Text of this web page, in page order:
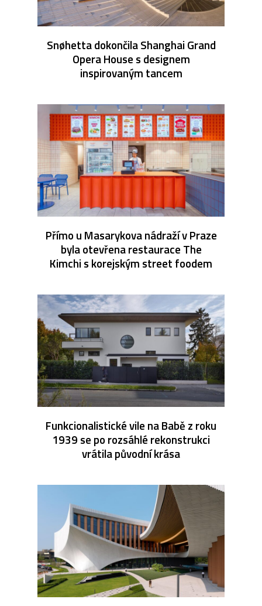
Snøhetta dokončila Shanghai Grand
Opera House s designem
inspirovaným tancem
Přímo u Masarykova nádraží v Praze
byla otevřena restaurace The
Kimchi s korejským street foodem
Funkcionalistické vile na Babě z roku
1939 se po rozsáhlé rekonstrukci
vrátila původní krása